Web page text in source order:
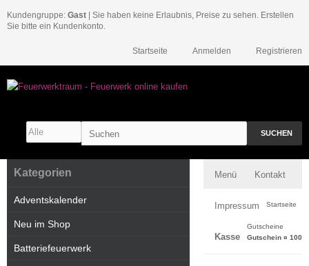
Kundengruppe: Gast | Sie haben keine Erlaubnis, Preise zu sehen. Erstellen
Sie bitte ein Kundenkonto.
Registrieren
Anmelden
Startseite
SUCHEN
Menü Kontakt
Impressum
Kasse
Startseite
Gutscheine
Gutschein ¤ 100
Kategorien
Adventskalender
Neu im Shop
Batteriefeuerwerk